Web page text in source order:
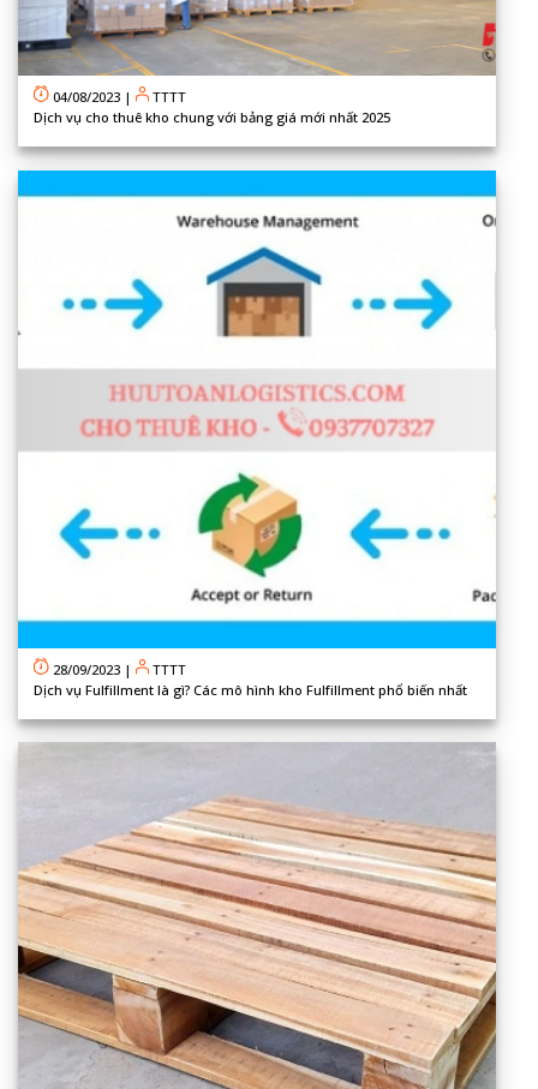
04/08/2023 |
TTTT
Dịch vụ cho thuê kho chung với bảng giá mới nhất 2025
28/09/2023 |
TTTT
Dịch vụ Fulfillment là gì? Các mô hình kho Fulfillment phổ biến nhất